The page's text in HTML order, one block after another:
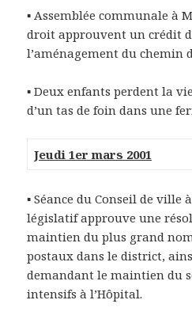
▪ Assemblée communale à
droit approuvent un crédit
l’aménagement du chemin
▪ Deux enfants perdent la
d’un tas de foin dans une
Jeudi 1er mars 2001
▪ Séance du Conseil de ville
législatif approuve une
maintien du plus grand
postaux dans le district,
demandant le maintien du
intensifs à l’Hôpital.